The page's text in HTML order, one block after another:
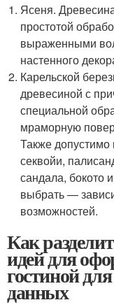
Ясеня.
простотой
выраженными
настенного
Карельской
древесиной с
специальной
мраморную
Также допустимо
секвойи,
сандала, бокото
выбрать —
возможностей.
Как
идей для
гостиной
данных